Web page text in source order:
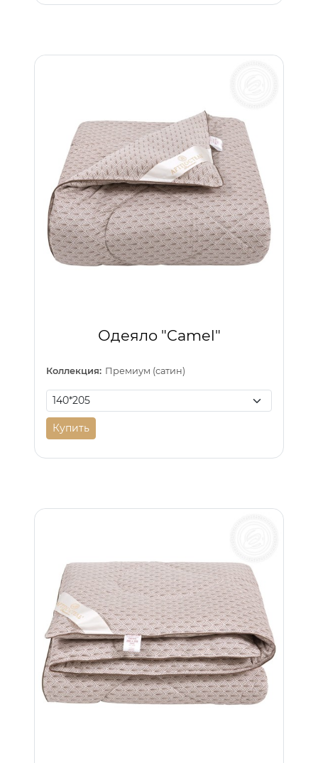
Одеяло "Camel"
Коллекция: Премиум (сатин)
Купить